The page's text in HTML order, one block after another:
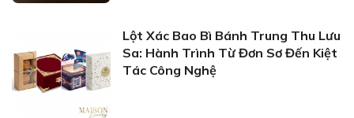
Lột Xác Bao Bì Bánh Trung Thu Lưu
Sa: Hành Trình Từ Đơn Sơ Đến Kiệt
Tác Công Nghệ